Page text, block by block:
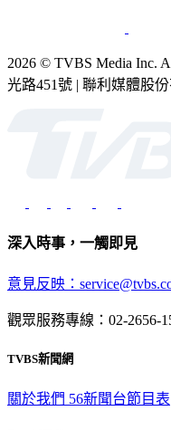
2026 © TVBS Media Inc.
光路451號 | 聯利媒體股
深入時事，一觸即見
意見反映：
觀眾服務專線：02-2656-
TVBS新聞網
關於我們 56新聞台節目表